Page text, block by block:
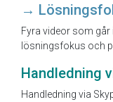
→
Fyra videor som
lösningsfokus och
Handledning
Handledning via